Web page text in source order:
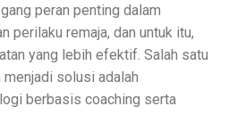
peran penting dalam
perilaku remaja, dan untuk itu,
yang lebih efektif. Salah satu
solusi adalah
berbasis coaching serta